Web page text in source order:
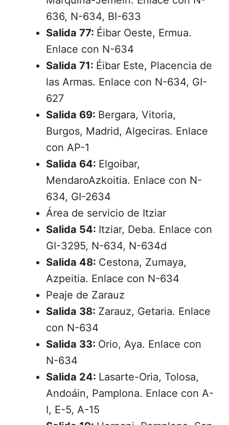
636, N-634, BI-633
Salida 77: Éibar Oeste, Ermua.
Enlace con N-634
Salida 71: Éibar Este, Placencia de
las Armas. Enlace con N-634, GI-
627
Salida 69: Bergara, Vitoria,
Burgos, Madrid, Algeciras. Enlace
con AP-1
Salida 64: Elgoibar,
MendaroAzkoitia. Enlace con N-
634, GI-2634
Área de servicio de Itziar
Salida 54: Itziar, Deba. Enlace con
GI-3295, N-634, N-634d
Salida 48: Cestona, Zumaya,
Azpeitia. Enlace con N-634
Peaje de Zarauz
Salida 38: Zarauz, Getaria. Enlace
con N-634
Salida 33: Orio, Aya. Enlace con
N-634
Salida 24: Lasarte-Oria, Tolosa,
Andoáin, Pamplona. Enlace con A-
I, E-5, A-15